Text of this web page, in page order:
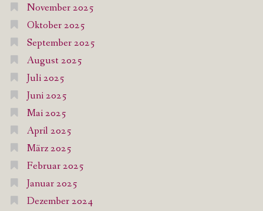
November 2025
Oktober 2025
September 2025
August 2025
Juli 2025
Juni 2025
Mai 2025
April 2025
März 2025
Februar 2025
Januar 2025
Dezember 2024